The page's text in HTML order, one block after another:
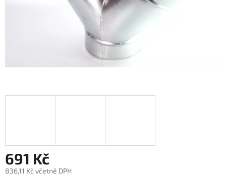
691 Kč
836,11 Kč včetně DPH